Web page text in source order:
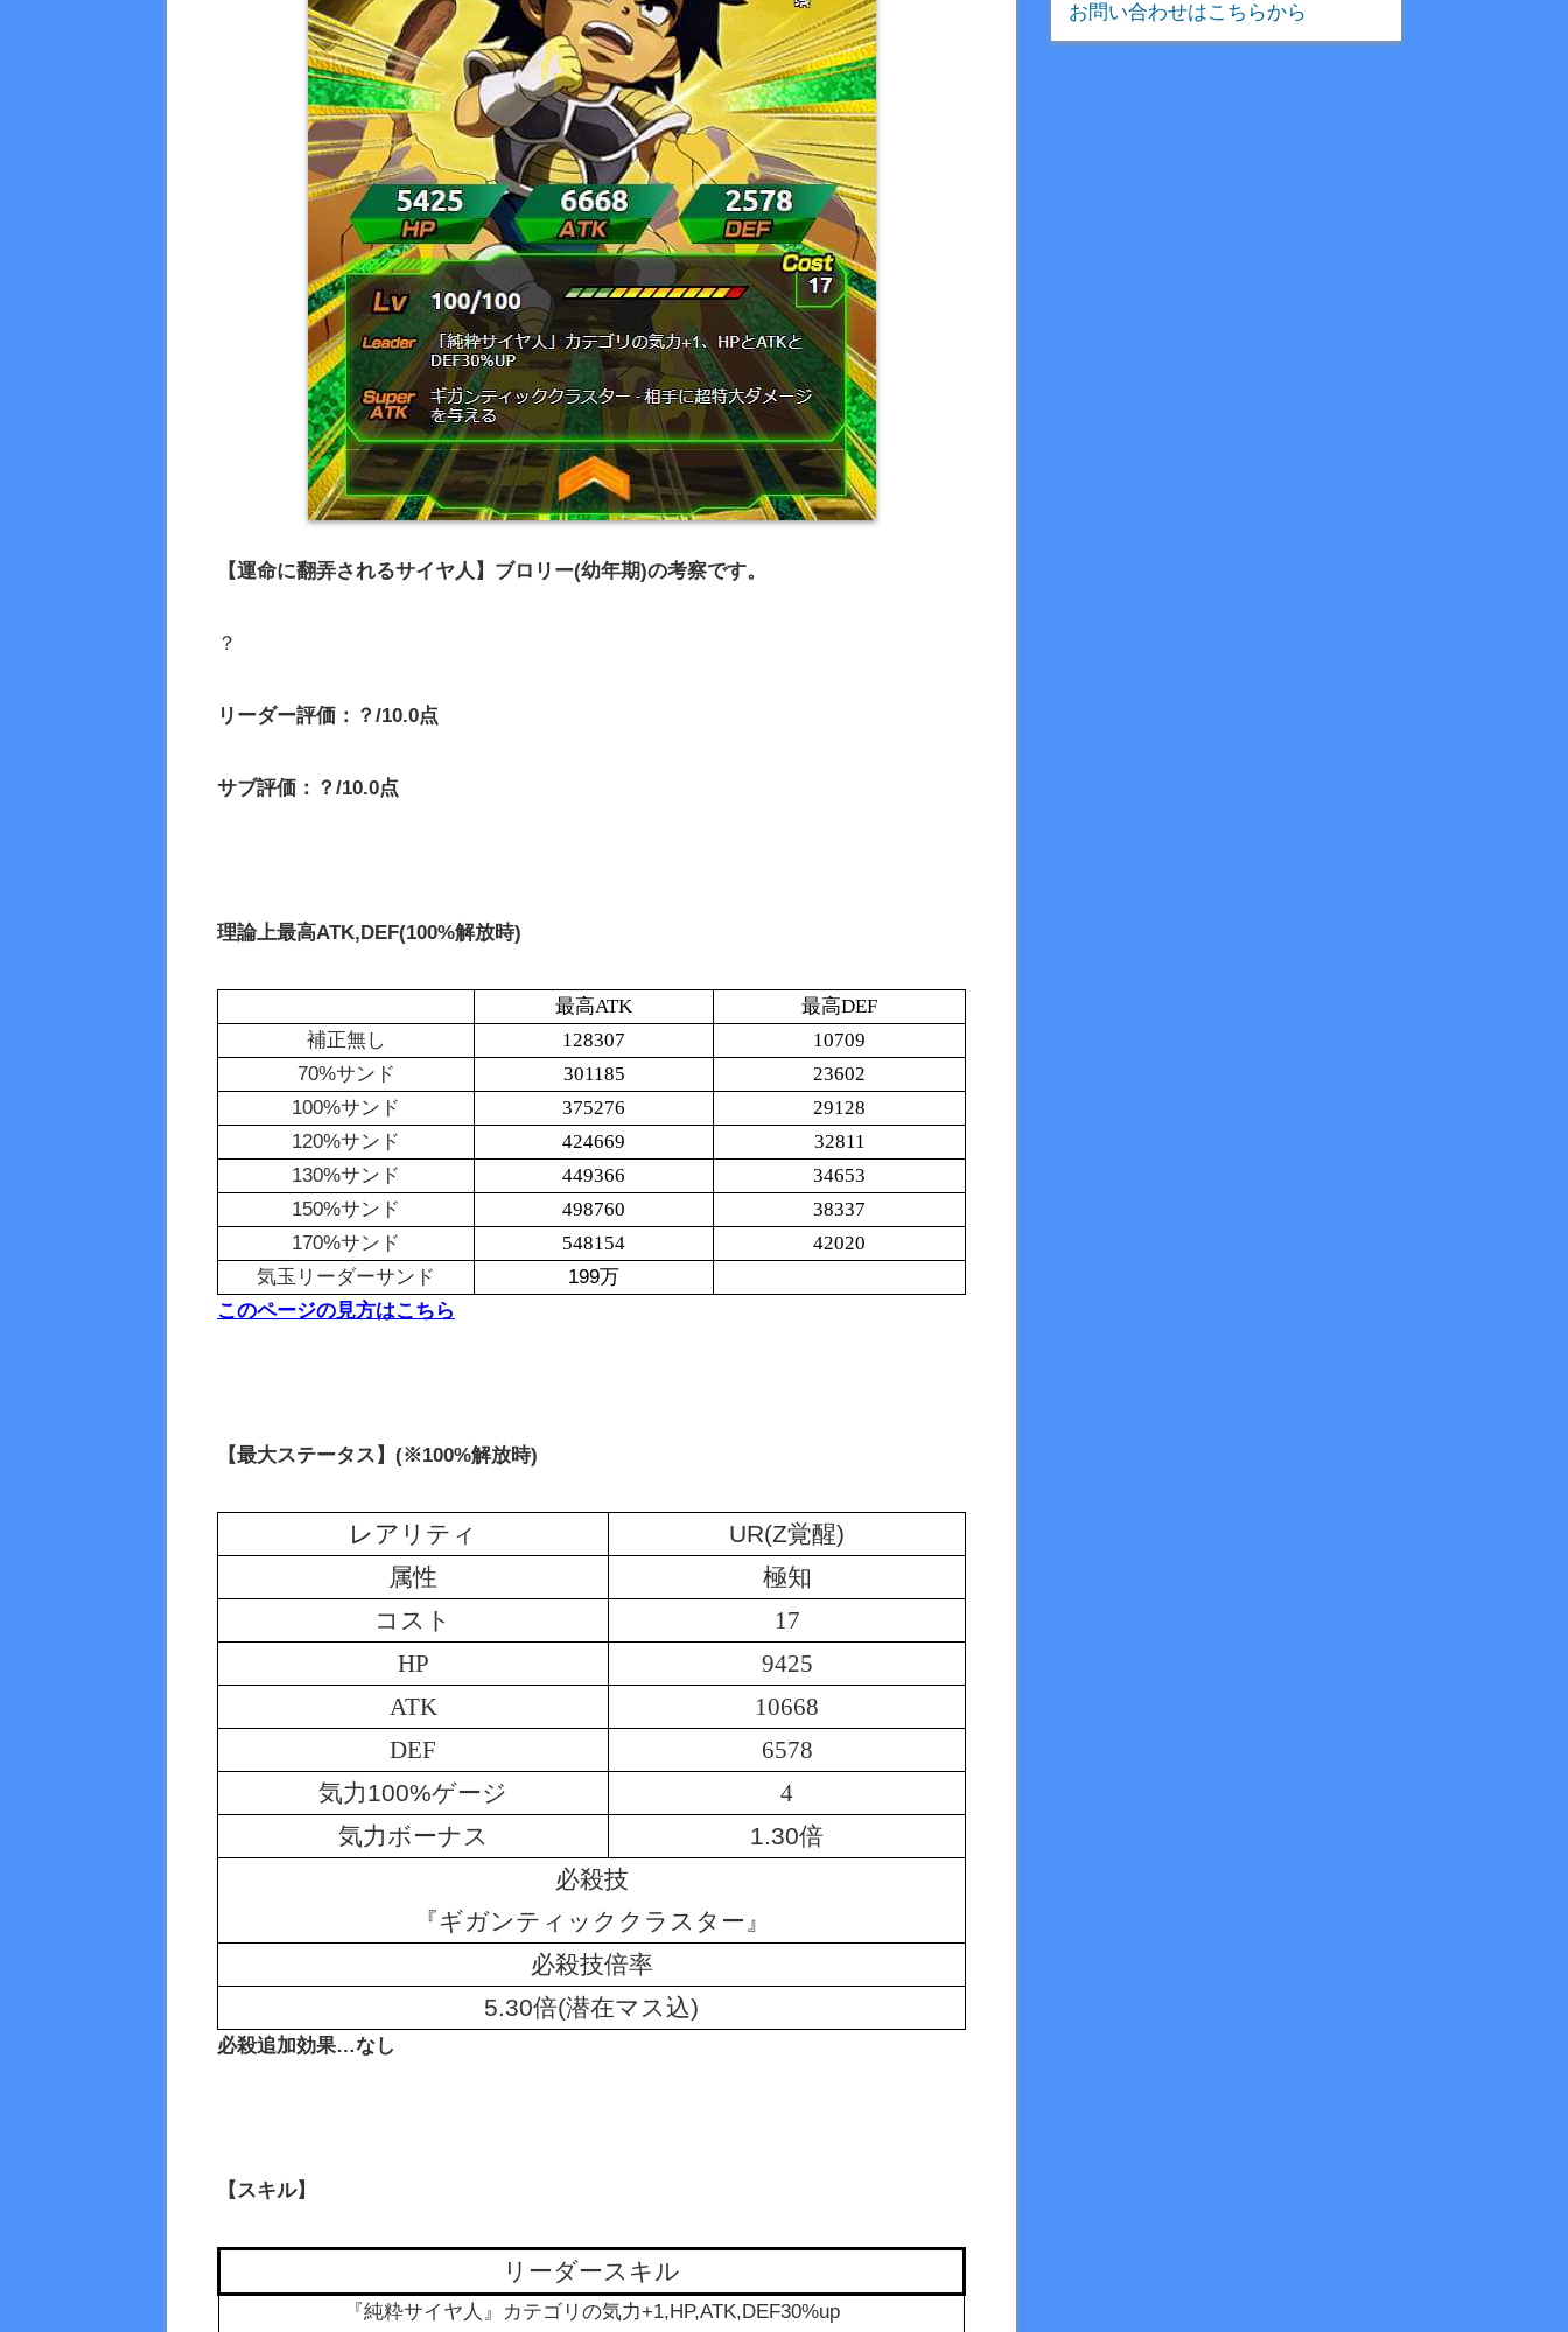
【運命に翻弄されるサイヤ人】ブロリー(幼年期)の考察です。
？
リーダー評価：？/10.0点
サブ評価：？/10.0点
理論上最高ATK,DEF(100%解放時)
最高ATK
最高DEF
補正無し
128307
10709
70%サンド
301185
23602
100%サンド
375276
29128
120%サンド
424669
32811
130%サンド
449366
34653
150%サンド
498760
38337
170%サンド
548154
42020
気玉リーダーサンド
199万
このページの見方はこちら
【最大ステータス】(※100%解放時)
レア リティ
UR(Z覚醒)
属性
極知
コスト
17
HP
9425
ATK
10668
DEF
6578
気力100%ゲージ
4
気力ボーナス
1.30倍
必殺技
『ギガンティッククラスター』
必殺技倍率
5.30倍(潜在マス込)
必殺追加効果…なし
【スキル】
リーダースキル
『純粋サイヤ人』カテゴリの気力+1,HP,ATK,DEF30%up
お問い合わせはこちらから